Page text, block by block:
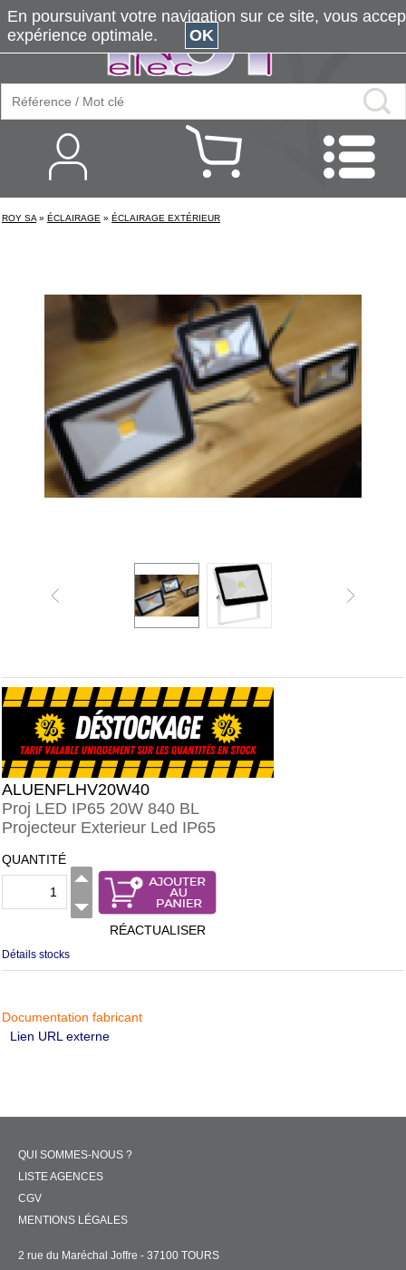
ROY SA » ÉCLAIRAGE » ÉCLAIRAGE EXTÉRIEUR
ALUENFLHV20W40
Proj LED IP65 20W 840 BL
Projecteur Exterieur Led IP65
QUANTITÉ
RÉACTUALISER
Détails stocks
Documentation fabricant
Lien URL externe
QUI SOMMES-NOUS ?
LISTE AGENCES
CGV
MENTIONS LÉGALES
2 rue du Maréchal Joffre - 37100 TOURS
En poursuivant votre navigation sur ce site, vous
expérience optimale.
OK